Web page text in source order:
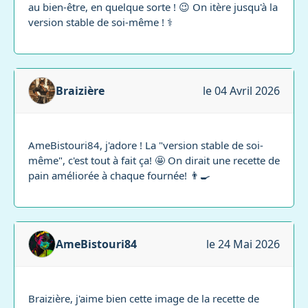
au bien-être, en quelque sorte ! 😉 On itère jusqu'à la
version stable de soi-même ! ⚕️
Braizière le 04 Avril 2026
AmeBistouri84, j'adore ! La "version stable de soi-
même", c'est tout à fait ça! 🤩 On dirait une recette de
pain améliorée à chaque fournée! 👨‍🍳
AmeBistouri84 le 24 Mai 2026
Braizière, j'aime bien cette image de la recette de